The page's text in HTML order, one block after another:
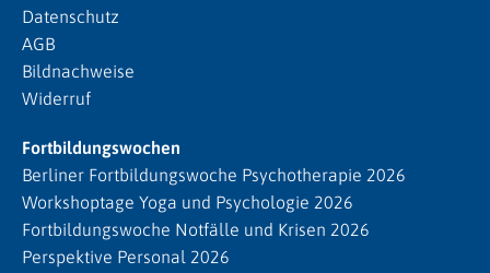
Datenschutz
AGB
Bildnachweise
Widerruf
Fortbildungswochen
Berliner Fortbildungswoche Psychotherapie 2026
Workshoptage Yoga und Psychologie 2026
Fortbildungswoche Notfälle und Krisen 2026
Perspektive Personal 2026